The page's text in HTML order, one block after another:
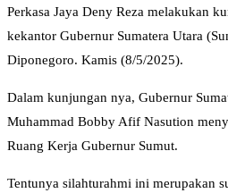
Perkasa Jaya Deny Reza melakukan
kekantor Gubernur Sumatera Utara
Diponegoro. Kamis (8/5/2025).
Dalam kunjungan nya, Gubernur
Muhammad Bobby Afif Nasution
Ruang Kerja Gubernur Sumut.
Tentunya silahturahmi ini merupakan